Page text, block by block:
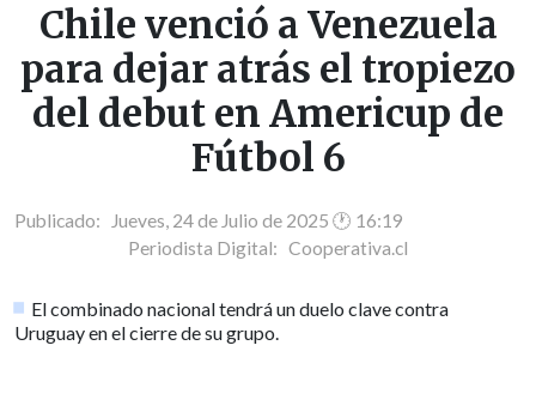
Chile venció a Venezuela
para dejar atrás el tropiezo
del debut en Americup de
Fútbol 6
Publicado: Jueves, 24 de Julio de 2025 🕐 16:19
Periodista Digital: Cooperativa.cl
El combinado nacional tendrá un duelo clave contra
Uruguay en el cierre de su grupo.